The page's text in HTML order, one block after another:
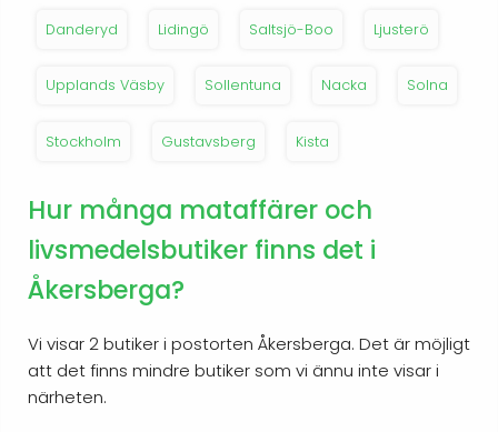
Danderyd Lidingö Saltsjö-Boo Ljusterö
Upplands Väsby Sollentuna Nacka Solna
Stockholm Gustavsberg Kista
Hur många mataffärer och
livsmedelsbutiker finns det i
Åkersberga?
Vi visar 2 butiker i postorten Åkersberga. Det är möjligt
att det finns mindre butiker som vi ännu inte visar i
närheten.